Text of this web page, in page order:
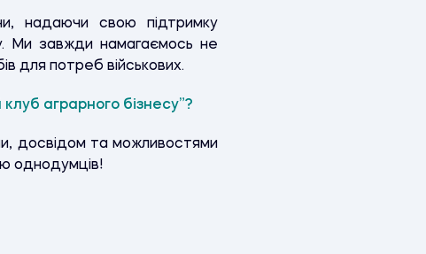
надаючи свою підтримку
Ми завжди намагаємось не
для потреб військових.
аграрного бізнесу”?
досвідом та можливостями
однодумців!